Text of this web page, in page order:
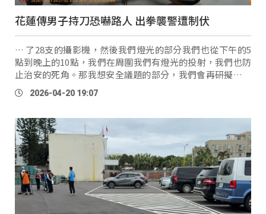
花蓮傳男子持刀恐嚇路人 出拳襲警遭制伏
… 了28支的攝影機，然後我們燈光的部分我們也從下午的5
點到晚上的10點，我們在周圍我們有燈光的投射，我們也防
止治安的死角。那我想安全議題的部分，我們會再研擬讓有
一些保全，或者跟警察局的部分，我們做多做一些聯繫。」
花蓮縣議員 Tingki
2026-04-20 19:07